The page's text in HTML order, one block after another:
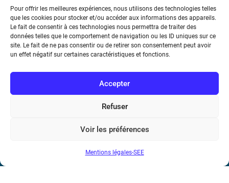
Pour offrir les meilleures expériences, nous utilisons des technologies telles
que les cookies pour stocker et/ou accéder aux informations des appareils.
Le fait de consentir à ces technologies nous permettra de traiter des
données telles que le comportement de navigation ou les ID uniques sur ce
site. Le fait de ne pas consentir ou de retirer son consentement peut avoir
un effet négatif sur certaines caractéristiques et fonctions.
Accepter
Refuser
Voir les préférences
Mentions légales-SEE
Société de l’Electricité, de l’Electronique et des Technologies
de l’Information et de la Communication
communautaire : FR44 785 393 232